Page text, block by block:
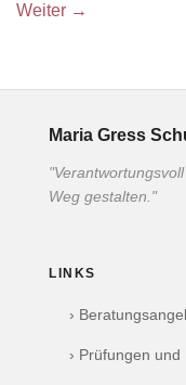
Weiter →
Maria Gress
Weg gestalten."
LINKS
›
› Prüfungen